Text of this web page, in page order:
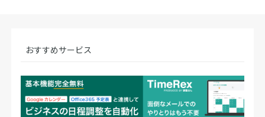
おすすめサービス